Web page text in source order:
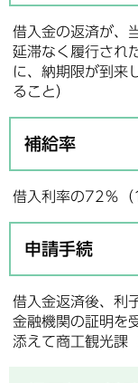
借入金の返済が、
延滞なく履行され
に、納期限が到来
ること）
補給率
借入利率の72％（
申請手続
借入金返済後、利
金融機関の証明を
添えて商工観光課